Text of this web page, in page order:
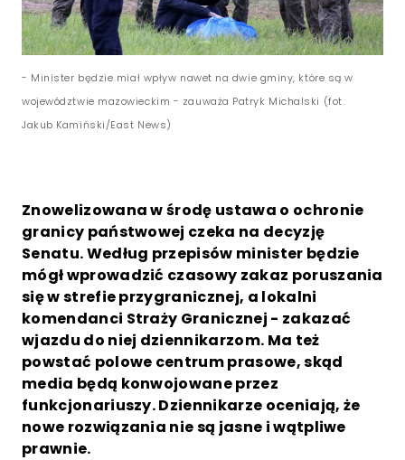
- Minister będzie miał wpływ nawet na dwie gminy, które są w
województwie mazowieckim - zauważa Patryk Michalski (fot.
Jakub Kamiński/East News)
Znowelizowana w środę ustawa o ochronie
granicy państwowej czeka na decyzję
Senatu. Według przepisów minister będzie
mógł wprowadzić czasowy zakaz poruszania
się w strefie przygranicznej, a lokalni
komendanci Straży Granicznej - zakazać
wjazdu do niej dziennikarzom. Ma też
powstać polowe centrum prasowe, skąd
media będą konwojowane przez
funkcjonariuszy. Dziennikarze oceniają, że
nowe rozwiązania nie są jasne i wątpliwe
prawnie.